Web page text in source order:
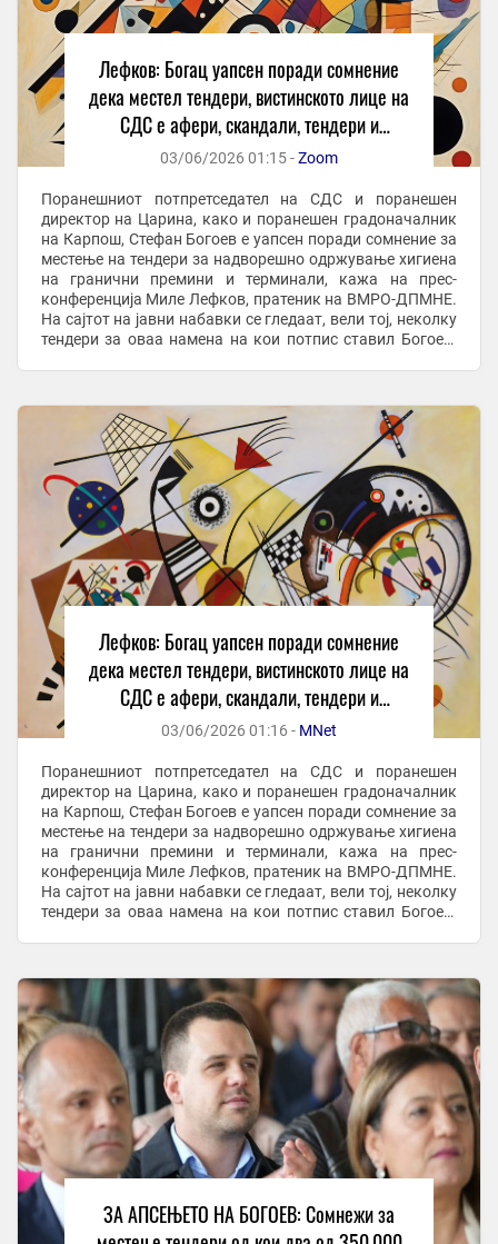
Лефков: Богац уапсен поради сомнение
дека местел тендери, вистинското лице на
СДС е афери, скандали, тендери и
криминал
03/06/2026 01:15 -Zoom
Поранешниот потпретседател на СДС и поранешен
директор на Царина, како и поранешен градоначалник
на Карпош, Стефан Богоев е уапсен поради сомнение за
местење на тендери за надворешно одржување хигиена
на гранични премини и терминали, кажа на прес-
конференција Миле Лефков, пратеник на ВМРО-ДПМНЕ.
На сајтот на јавни набавки се гледаат, вели тој, неколку
тендери за оваа намена на кои потпис ставил Богоев.
Лефков: Богац уапсен поради сомнение
дека местел тендери, вистинското лице на
СДС е афери, скандали, тендери и
криминал
03/06/2026 01:16 - MNet
Поранешниот потпретседател на СДС и поранешен
директор на Царина, како и поранешен градоначалник
на Карпош, Стефан Богоев е уапсен поради сомнение за
местење на тендери за надворешно одржување хигиена
на гранични премини и терминали, кажа на прес-
конференција Миле Лефков, пратеник на ВМРО-ДПМНЕ.
На сајтот на јавни набавки се гледаат, вели тој, неколку
тендери за оваа намена на кои потпис ставил Богоев.
ЗА АПСЕЊЕТО НА БОГОЕВ: Сомнежи за